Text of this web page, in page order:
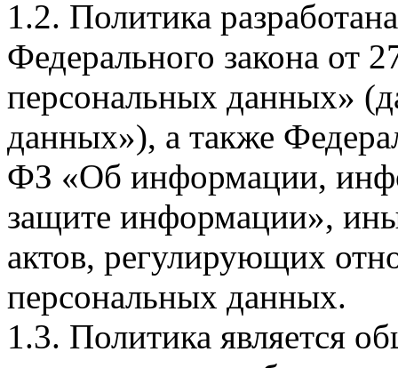
1.2. Политика
Федерального закона
персональных данных»
данных»), а также
ФЗ «Об информации,
защите информации»,
актов, регулирующих
персональных данных.
1.3. Политика является